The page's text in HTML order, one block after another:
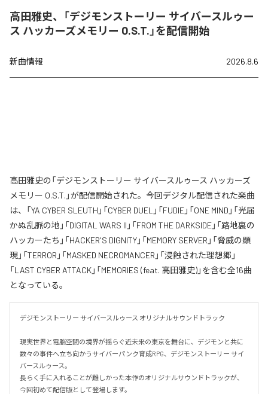
高田雅史、「デジモンストーリー サイバースルゥー
ス ハッカーズメモリー O.S.T.」を配信開始
新曲情報 2026.8.6
高田雅史の「デジモンストーリー サイバースルゥース ハッカーズ
メモリー O.S.T.」が配信開始された。今回デジタル配信された楽曲
は、「YA CYBER SLEUTH」「CYBER DUEL」「FUDIE」「ONE MIND」「光届
かぬ乱脈の地」「DIGITAL WARS II」「FROM THE DARKSIDE」「路地裏の
ハッカーたち」「HACKER'S DIGNITY」「MEMORY SERVER」「脅威の顕
現」「TERROR」「MASKED NECROMANCER」「浸蝕された理想郷」
「LAST CYBER ATTACK」「MEMORIES (feat. 高田雅史)」を含む全16曲
となっている。
デジモンストーリー サイバースルゥース オリジナルサウンドトラック
現実世界と電脳空間の境界が揺らぐ近未来の東京を舞台に、デジモンと共に
数々の事件へ立ち向かうサイバーパンク育成RPG、デジモンストーリー サイ
バースルゥース。
長らく手に入れることが難しかった本作のオリジナルサウンドトラックが、
今回初めて配信版として登場します。